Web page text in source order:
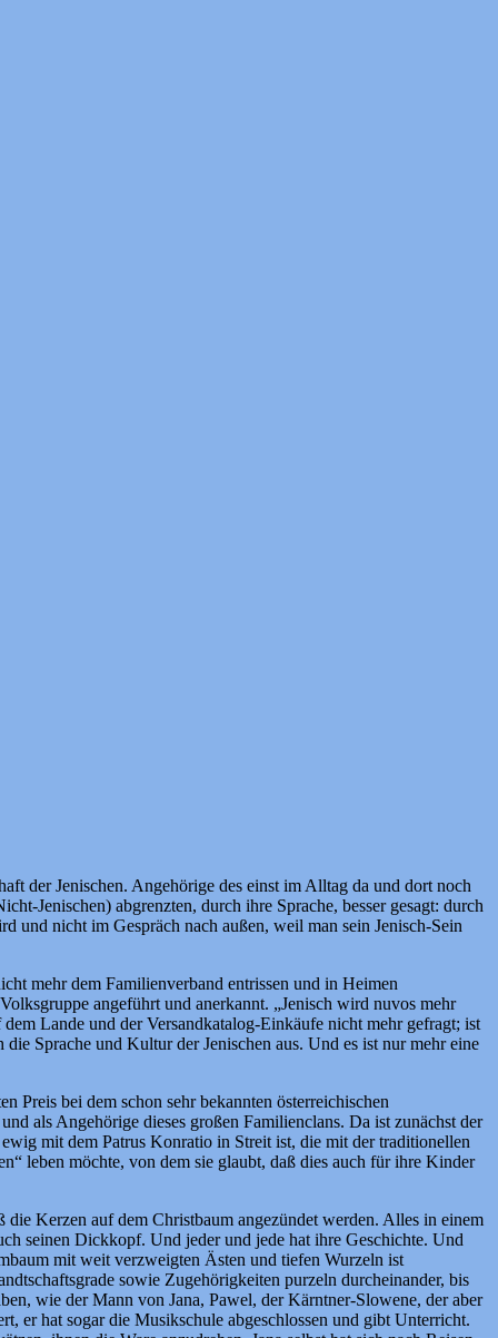
der Jenischen. Angehörige des einst im Alltag da und dort noch
Jenischen) abgrenzten, durch ihre Sprache, besser gesagt: durch
und nicht im Gespräch nach außen, weil man sein Jenisch-Sein
mehr dem Familienverband entrissen und in Heimen
angeführt und anerkannt. „Jenisch wird nuvos mehr
Lande und der Versandkatalog-Einkäufe nicht mehr gefragt; ist
Sprache und Kultur der Jenischen aus. Und es ist nur mehr eine
Preis bei dem schon sehr bekannten österreichischen
als Angehörige dieses großen Familienclans. Da ist zunächst der
mit dem Patrus Konratio in Streit ist, die mit der traditionellen
leben möchte, von dem sie glaubt, daß dies auch für ihre Kinder
Kerzen auf dem Christbaum angezündet werden. Alles in einem
seinen Dickkopf. Und jeder und jede hat ihre Geschichte. Und
mit weit verzweigten Ästen und tiefen Wurzeln ist
sowie Zugehörigkeiten purzeln durcheinander, bis
wie der Mann von Jana, Pawel, der Kärntner-Slowene, der aber
er hat sogar die Musikschule abgeschlossen und gibt Unterricht.